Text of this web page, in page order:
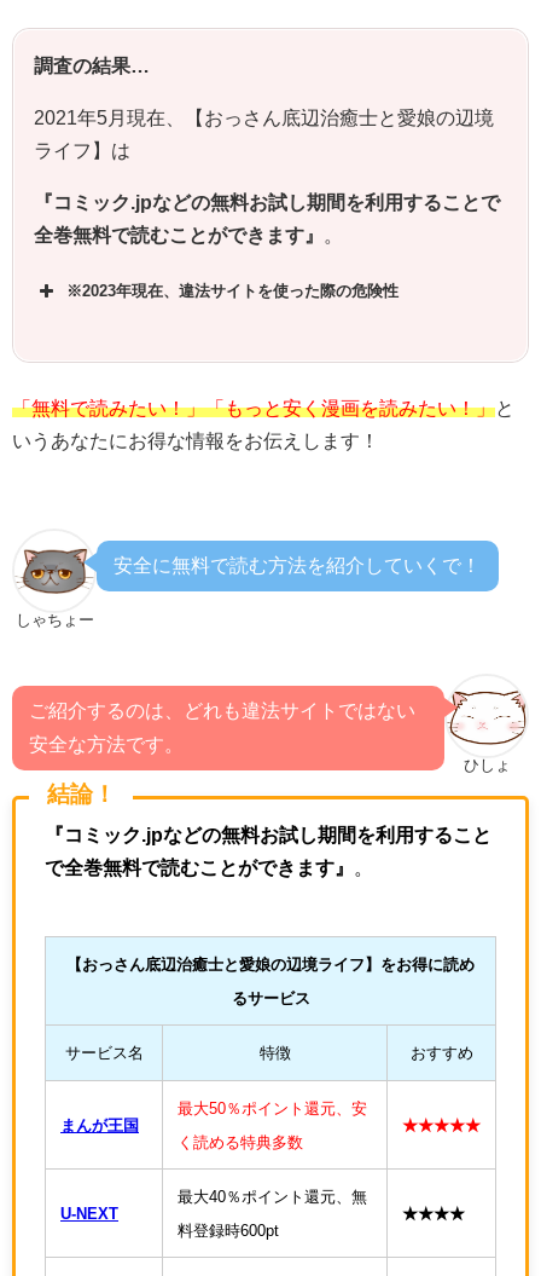
調査の結果…
2021年5月現在、【 おっさん底辺治癒士と愛娘の辺境
ライフ 】は
『コミック.jpなどの無料お試し期間を利用することで
全巻無料で読むことができます』
※2023年現在、違法サイトを使った際の危険性
「無料で読みたい！」「もっと安く漫画を読みたい！」と
いうあなたにお得な情報をお伝えします！
しゃちょー
安全に無料で読む方法を紹介していくで！
ひしょ
ご紹介するのは、どれも違法サイトではない
安全な方法です。
結論！
『コミック.jpなどの無料お試し期間を利用すること
で全巻無料で読むことができます』
【 おっさん底辺治癒士と愛娘の辺境ライフ 】をお得に読め
るサービス
サービス名 特徴 おすすめ
まんが王国
最大50％ポイント還元、安
く読める特典多数
★★★★★
U-NEXT
最大40％ポイント還元、無
料登録時600pt
★★★★